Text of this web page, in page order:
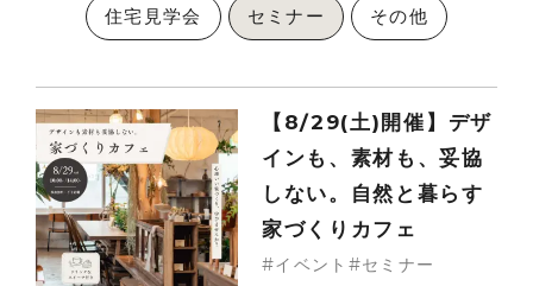
私たちの想い
事例紹介
会社概要
メンバー
お知らせ
住宅見学会 セミナー その他
【8/29(土)開催】デザ
インも、素材も、妥協
しない。自然と暮らす
家づくりカフェ
#イベント#セミナー